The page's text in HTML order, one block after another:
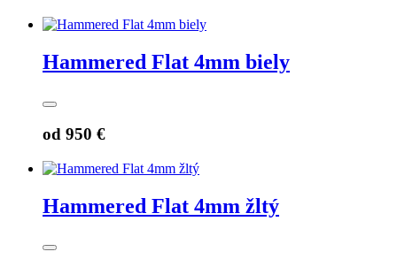
Hammered Flat 4mm biely
od 950 €
Hammered Flat 4mm žltý